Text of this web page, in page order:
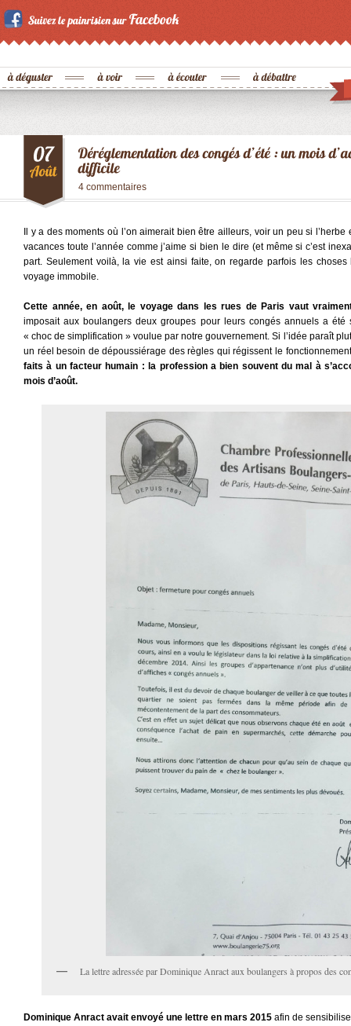
4 commentaires
Il y a des moments où l’on aimerait bien être ailleurs, voir un peu si l’herbe
vacances toute l’année comme j’aime si bien le dire (et même si c’est
part. Seulement voilà, la vie est ainsi faite, on regarde parfois les
voyage immobile.
Cette année, en août, le voyage dans les rues de Paris vaut
imposait aux boulangers deux groupes pour leurs congés annuels a
« choc de simplification » voulue par notre gouvernement. Si l’idée paraît
un réel besoin de dépoussiérage des règles qui régissent le
faits à un facteur humain : la profession a bien souvent du mal à
mois d’août.
La lettre adressée par Dominique Anract aux boulangers à propos des
Dominique Anract avait envoyé une lettre en mars 2015 afin de